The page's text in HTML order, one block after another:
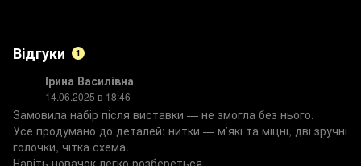
Відгуки 1
Ірина Василівна
14.06.2025 в 18:46
Замовила набір після виставки — не змогла без нього.
Усе продумано до деталей: нитки — м’які та міцні, дві зручні
голочки, чітка схема.